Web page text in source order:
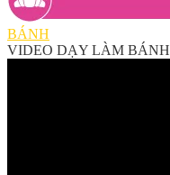
BÁNH
VIDEO DẠY LÀM BÁNH